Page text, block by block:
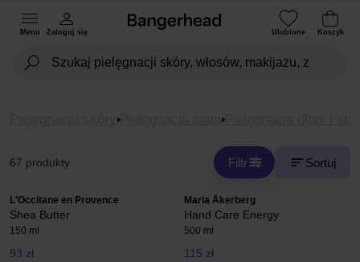
Menu Zaloguj się Ulubione Koszyk
Pielęgnacja ciała Pielęgnacja dłoni i
67 produkty Filtr Sortuj
L'Occitane en Provence
Shea Butter
150 ml
93 zł
Maria Åkerberg
Hand Care Energy
500 ml
115 zł